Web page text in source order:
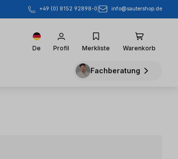
+49 (0) 8152 92898-0 info@sautershop.de
De Profil Merkliste Warenkorb
Fachberatung